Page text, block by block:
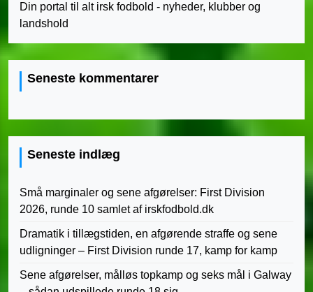
Din portal til alt irsk fodbold - nyheder, klubber og
landshold
Seneste kommentarer
Seneste indlæg
Små marginaler og sene afgørelser: First Division
2026, runde 10 samlet af irskfodbold.dk
Dramatik i tillægstiden, en afgørende straffe og sene
udligninger – First Division runde 17, kamp for kamp
Sene afgørelser, målløs topkamp og seks mål i Galway